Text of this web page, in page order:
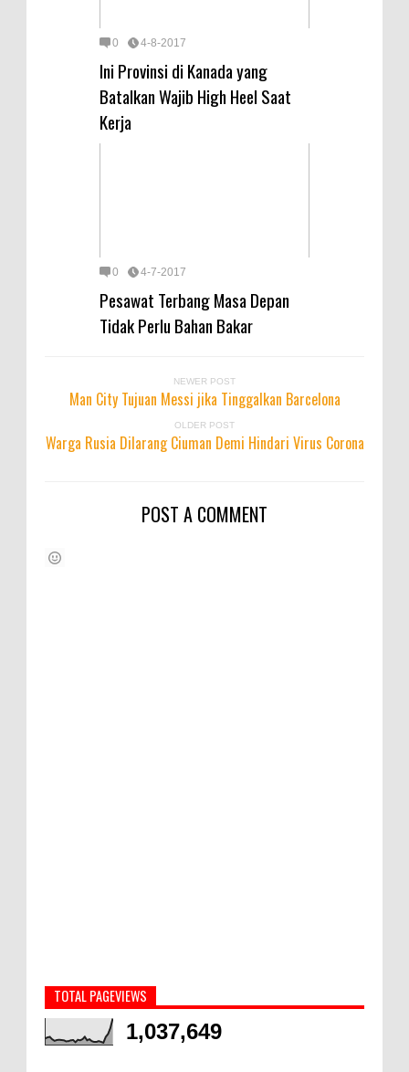
0 4-8-2017
Ini Provinsi di Kanada yang
Batalkan Wajib High Heel Saat
Kerja
0 4-7-2017
Pesawat Terbang Masa Depan
Tidak Perlu Bahan Bakar
NEWER POST
Man City Tujuan Messi jika Tinggalkan Barcelona
OLDER POST
Warga Rusia Dilarang Ciuman Demi Hindari Virus Corona
POST A COMMENT
TOTAL PAGEVIEWS
1,037,649